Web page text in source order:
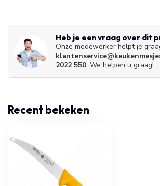
Heb je een vraag over dit
Onze medewerker helpt je
2022 550. We helpen u graag!
Recent bekeken